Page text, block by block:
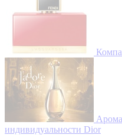
индивидуальности Dior